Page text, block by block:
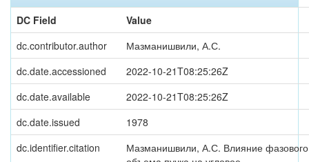
DC Field
Value
dc.contributor.author
Мазманишвили, А.С.
dc.date.accessioned
2022-10-21T08:25:26Z
dc.date.available
2022-10-21T08:25:26Z
dc.date.issued
1978
dc.identifier.citation
Мазманишвили, А.С. Влияние фазового